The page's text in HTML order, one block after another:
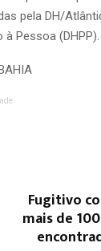
pela DH/
Pessoa (DHPP).
Fugitivo
mais de